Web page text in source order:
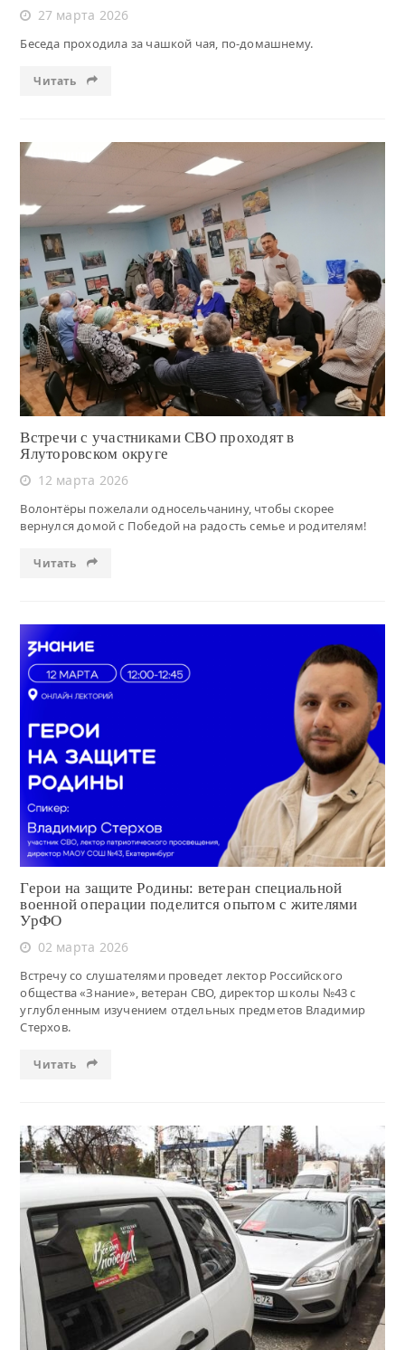
27 марта 2026
Беседа проходила за чашкой чая, по-домашнему.
Читать
Читать
Встречи с участниками СВО проходят в
Ялуторовском округе
12 марта 2026
Волонтёры пожелали односельчанину, чтобы скорее
вернулся домой с Победой на радость семье и родителям!
Читать
Герои на защите Родины: ветеран специальной
военной операции поделится опытом с жителями
УрФО
02 марта 2026
Встречу со слушателями проведет лектор Российского
общества «Знание», ветеран СВО, директор школы №43 с
углубленным изучением отдельных предметов Владимир
Стерхов.
Читать
Читать